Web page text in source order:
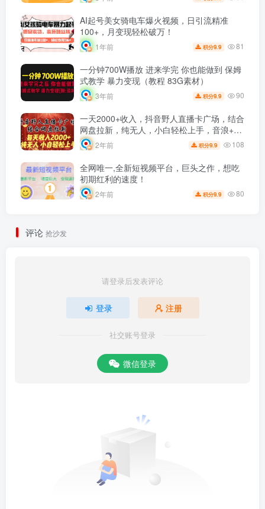
AI起号美女骑电车爆火视频，日引流精准
100+，月变现轻松破万！
1年前 积分9.9 81
一分钟700W播放 进来学完 你也能做到 保姆
式教学 暴力变现（教程 83G素材）
3年前 积分9.9 90
一天2000+收入，抖音野人直播卡广场，结合
网盘拉新，纯无人，小白轻松上手，音浪+拉
新双重收益！
2年前 积分9.9 108
全网唯一,全新短视频平台，巨头之作，想吃
初期红利的速度！
2年前 积分9.9 80
评论 抢沙发
请登录后发表评论
登录 注册
社交账号登录
微信登录